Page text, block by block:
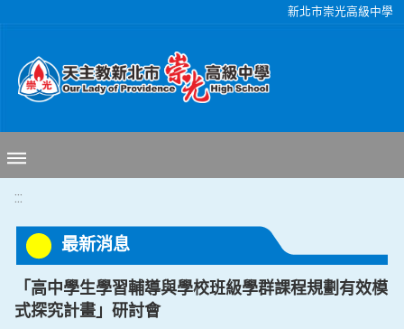
新北市崇光高級中學
:::
最新消息
「高中學生學習輔導與學校班級學群課程規劃有效模
式探究計畫」研討會